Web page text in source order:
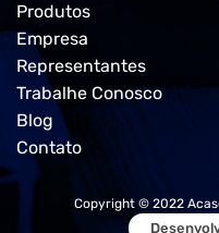
Produtos
Empresa
Representantes
Trabalhe Conosco
Blog
Contato
Copyright © 2022